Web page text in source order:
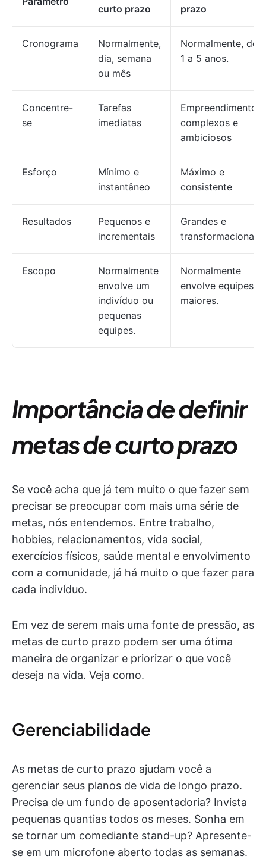
curto prazo prazo
Cronograma
Normalmente,
dia, semana
ou mês
Normalmente, de
1 a 5 anos.
Concentre-
se
Tarefas
imediatas
Empreendimentos
complexos e
ambiciosos
Esforço
Mínimo e
instantâneo
Máximo e
consistente
Resultados
Pequenos e
incrementais
Grandes e
transformacionais
Escopo
Normalmente
envolve um
indivíduo ou
pequenas
equipes.
Normalmente
envolve equipes
maiores.
Importância de definir
metas de curto prazo
Se você acha que já tem muito o que fazer sem
precisar se preocupar com mais uma série de
metas, nós entendemos. Entre trabalho,
hobbies, relacionamentos, vida social,
exercícios físicos, saúde mental e envolvimento
com a comunidade, já há muito o que fazer para
cada indivíduo.
Em vez de serem mais uma fonte de pressão, as
metas de curto prazo podem ser uma ótima
maneira de organizar e priorizar o que você
deseja na vida. Veja como.
Gerenciabilidade
As metas de curto prazo ajudam você a
gerenciar seus planos de vida de longo prazo.
Precisa de um fundo de aposentadoria? Invista
pequenas quantias todos os meses. Sonha em
se tornar um comediante stand-up? Apresente-
se em um microfone aberto todas as semanas.